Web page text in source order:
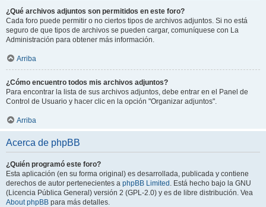
¿Qué archivos adjuntos son permitidos en este foro?
Cada foro puede permitir o no ciertos tipos de archivos adjuntos. Si no está
seguro de que tipos de archivos se pueden cargar, comuníquese con La
Administración para obtener más información.
Arriba
¿Cómo encuentro todos mis archivos adjuntos?
Para encontrar la lista de sus archivos adjuntos, debe entrar en el Panel de
Control de Usuario y hacer clic en la opción "Organizar adjuntos".
Arriba
Acerca de phpBB
¿Quién programó este foro?
Esta aplicación (en su forma original) es desarrollada, publicada y contiene
derechos de autor pertenecientes a phpBB Limited . Está hecho bajo la GNU
(Licencia Pública General) versión 2 (GPL-2.0) y es de libre distribución. Vea
About phpBB para más detalles.